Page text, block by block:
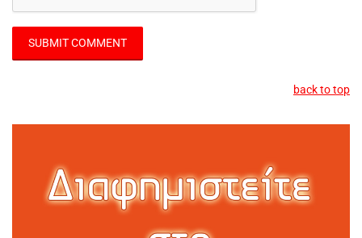
back to top